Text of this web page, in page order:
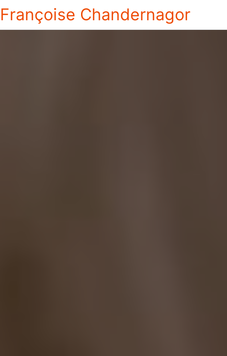
Françoise Chandernagor